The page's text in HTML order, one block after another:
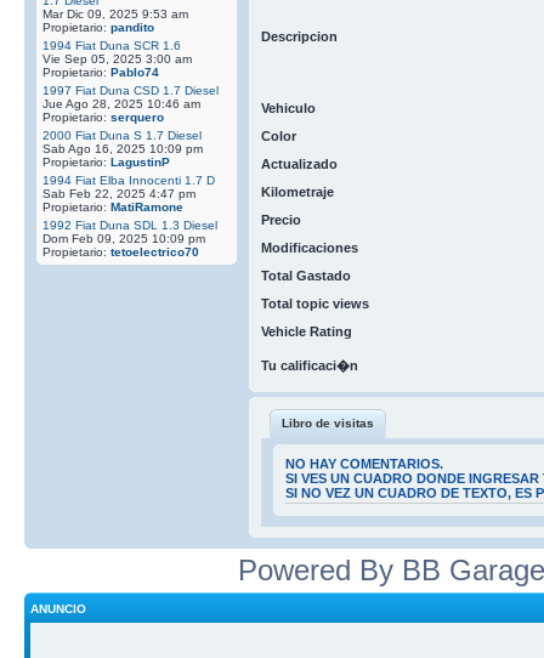
Mar Dic 09, 2025 9:53 am
Propietario: pandito
1994 Fiat Duna SCR 1.6
Vie Sep 05, 2025 3:00 am
Propietario: Pablo74
1997 Fiat Duna CSD 1.7 Diesel
Jue Ago 28, 2025 10:46 am
Propietario: serquero
2000 Fiat Duna S 1.7 Diesel
Sab Ago 16, 2025 10:09 pm
Propietario: LagustinP
1994 Fiat Elba Innocenti 1.7 D
Sab Feb 22, 2025 4:47 pm
Propietario: MatiRamone
1992 Fiat Duna SDL 1.3 Diesel
Dom Feb 09, 2025 10:09 pm
Propietario: tetoelectrico70
Descripcion
Vehiculo
Color
Actualizado
Kilometraje
Precio
Modificaciones
Total Gastado
Total topic views
Vehicle Rating
Tu calificaci�n
Libro de visitas
NO HAY COMENTARIOS.
SI VES UN CUADRO DONDE
SI NO VEZ UN CUADRO DE TEXTO, ES
Powered By BB
ANUNCIO